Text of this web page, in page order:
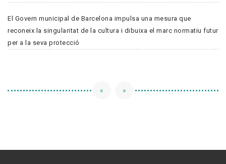
El Govern municipal de Barcelona impulsa una mesura que
reconeix la singularitat de la cultura i dibuixa el marc normatiu futur
per a la seva protecció
« »